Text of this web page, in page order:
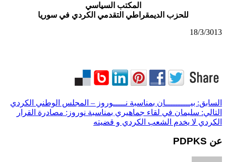
المكتب السياسي
للحزب الديمقراطي التقدمي الكردي في سوريا
18/3/3013
السابق: بيــــــــــان بمناسبة نـــــوروز – المجلس الوطني الكردي
التالي: سليمان في لقاء جماهيري بمناسبة نوروز: مصادرة القرار
الكردي لا يخدم الشعب الكردي و قضيته
عن PDPKS